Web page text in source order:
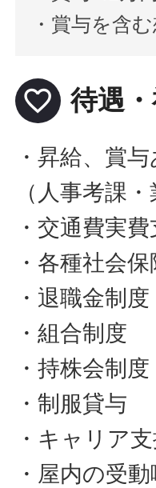
・賞与を含
favorite_border 待遇
・昇給、賞与
（人事考課
・交通費実
・各種社会
・退職金制度
・組合制度
・持株会制度
・制服貸与
・キャリア
・屋内の受